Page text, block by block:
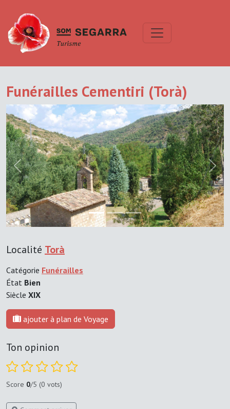
Funérailles Cementiri (Torà)
Previous Next
Localité Torà
Catégorie Funérailles
État Bien
Siècle XIX
ajouter à plan de Voyage
Ton opinion
Score 0/5 (0 vots)